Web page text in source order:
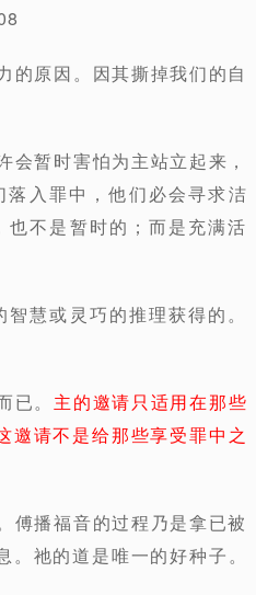
的原因。因其撕掉我们的自
暂时害怕为主站立起来，
入罪中，他们必会寻求洁
不是暂时的；而是充满活
慧或灵巧的推理获得的。
。 主的邀请只适用在那些
邀请不是给那些享受罪中之
傅播福音的过程乃是拿已被
祂的道是唯一的好种子。